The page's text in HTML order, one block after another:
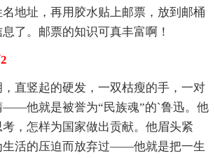
地址，再用胶水贴上邮票，放到邮桶
了。邮票的知识可真丰富啊！
直竖起的硬发，一双枯瘦的手，一对
——他就是被誉为“民族魂”的`鲁迅。他
，怎样为国家做出贡献。他眉头紧
生活的压迫而放弃过——他就是把一生